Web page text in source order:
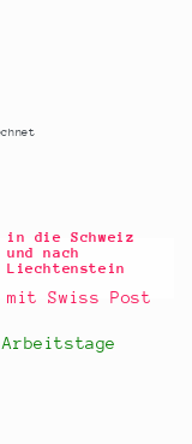
in die Schweiz
und nach
Liechtenstein
mit Swiss Post